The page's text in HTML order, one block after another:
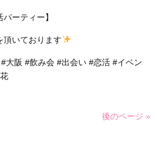
パーティー】
頂いております
大阪 #飲み会 #出会い #恋活 #イベン
後のページ »